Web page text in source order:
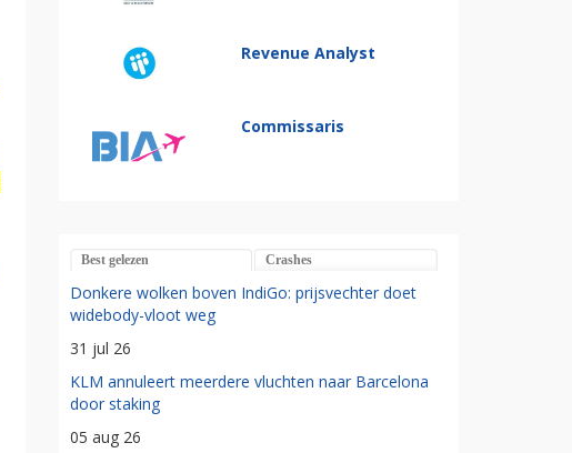
Revenue Analyst
Commissaris
Best gelezen Crashes
Donkere wolken boven IndiGo: prijsvechter doet
widebody-vloot weg
31 jul 26
KLM annuleert meerdere vluchten naar Barcelona
door staking
05 aug 26